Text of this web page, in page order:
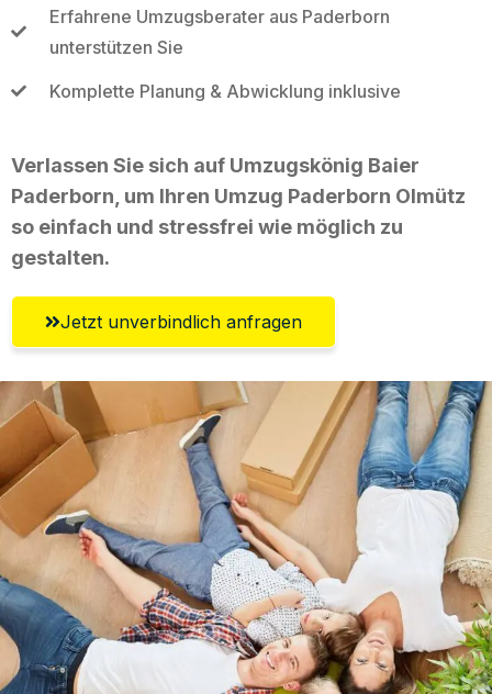
Erfahrene Umzugsberater aus Paderborn
unterstützen Sie
Komplette Planung & Abwicklung inklusive
Verlassen Sie sich auf Umzugskönig Baier
Paderborn, um Ihren Umzug Paderborn Olmütz
so einfach und stressfrei wie möglich zu
gestalten.
Jetzt unverbindlich anfragen